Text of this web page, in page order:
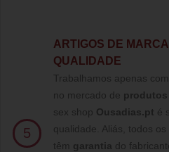
5
ARTIGOS DE
QUALIDADE
Trabalhamos apenas
no mercado de
sex shop Ousadias.pt é
qualidade. Aliás, todos
têm garantia do